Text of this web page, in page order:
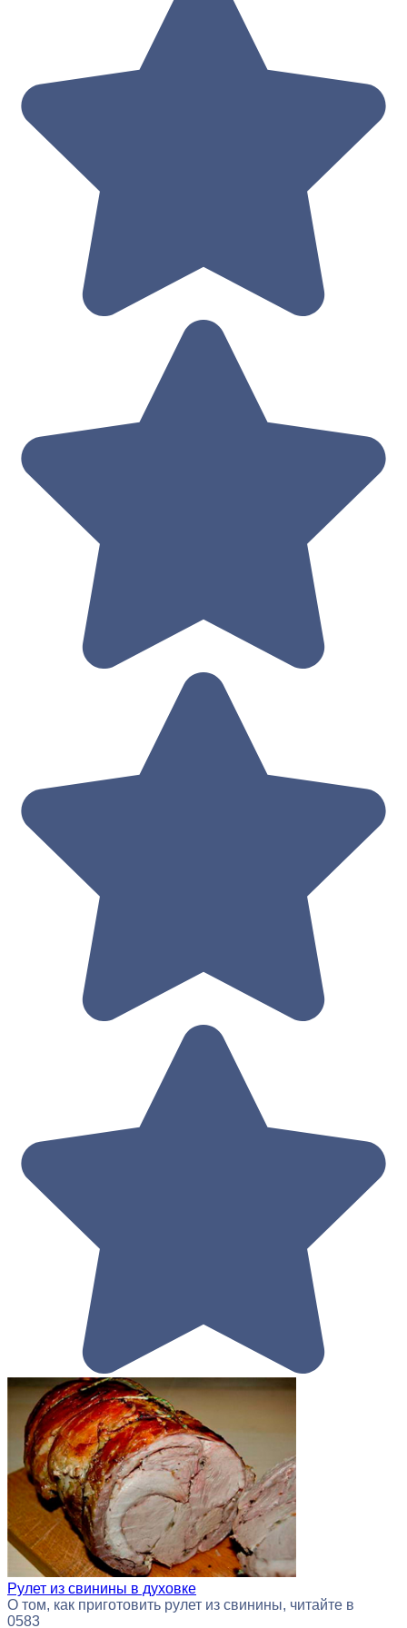
Рулет из свинины в духовке
О том, как приготовить рулет из свинины, читайте в
0583